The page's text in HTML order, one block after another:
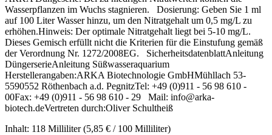
Wasserpflanzen im Wuchs stagnieren. Dosierung: Geben Sie 1 ml
auf 100 Liter Wasser hinzu, um den Nitratgehalt um 0,5 mg/L zu
erhöhen.Hinweis: Der optimale Nitratgehalt liegt bei 5-10 mg/L.
Dieses Gemisch erfüllt nicht die Kriterien für die Einstufung gemäß
der Verordnung Nr. 1272/2008EG. SicherheitsdatenblattAnleitung
DüngerserieAnleitung Süßwasseraquarium
Herstellerangaben:ARKA Biotechnologie GmbHMühllach 53-
5590552 Röthenbach a.d. PegnitzTel: +49 (0)911 - 56 98 610 -
00Fax: +49 (0)911 - 56 98 610 - 29 Mail: info@arka-
biotech.deVertreten durch:Oliver Schultheiß
Inhalt: 118 Milliliter(5,85 € / 100 Milliliter)